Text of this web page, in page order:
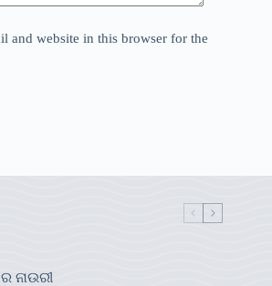
and website in this browser for the
ନାଉରୀ